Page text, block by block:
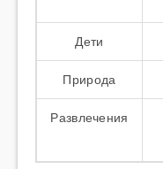
Дети
Природа
Развлечения